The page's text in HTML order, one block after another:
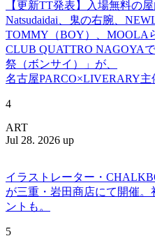
【更新TT発表】入場無料の屋
Natsudaidai、鬼の右腕、
TOMMY（BOY）、MOOLA
CLUB QUATTRO NAGOYA
祭（ボンサイ）」が、
名古屋PARCO×LIVERARY主
4
ART
Jul 28. 2026 up
イラストレーター・
が三重・岩田商店にて開催
ントも。
5